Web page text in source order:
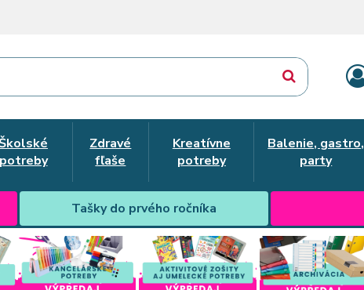
potreby
Zdravé
fľaše
Kreatívne
potreby
Balenie, gastro,
party
Tašky do prvého ročníka